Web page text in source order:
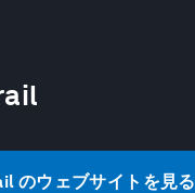
のウェブサイトを見る